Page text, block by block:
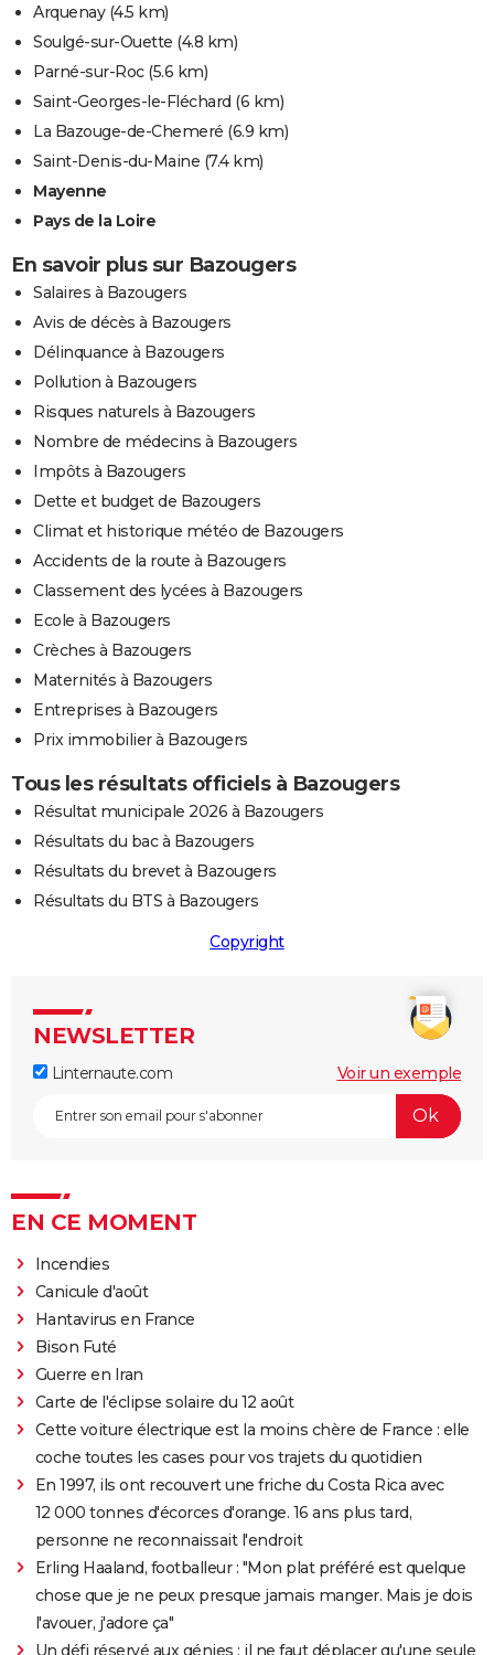
Arquenay(4.5 km)
Soulgé-sur-Ouette (4.8 km)
Parné-sur-Roc(5.6 km)
Saint-Georges-le-Fléchard (6 km)
La Bazouge-de-Chemeré (6.9 km)
Saint-Denis-du-Maine (7.4 km)
Mayenne
Pays de la Loire
En savoir plus sur Bazougers
Salaires à Bazougers
Avis de décès à Bazougers
Délinquance à Bazougers
Pollution à Bazougers
Risques naturels à Bazougers
Nombre de médecins à Bazougers
Impôts à Bazougers
Dette et budget de Bazougers
Climat et historique météo de Bazougers
Accidents de la route à Bazougers
Classement des lycées à Bazougers
Ecole à Bazougers
Crèches à Bazougers
Maternités à Bazougers
Entreprises à Bazougers
Prix immobilier à Bazougers
Tous les résultats officiels à Bazougers
Résultat municipale 2026 à Bazougers
Résultats du bac à Bazougers
Résultats du brevet à Bazougers
Résultats du BTS à Bazougers
Copyright
NEWSLETTER
Linternaute.com Voir un exemple
EN CE MOMENT
Incendies
Canicule d'août
Hantavirus en France
Bison Futé
Guerre en Iran
Carte de l'éclipse solaire du 12 août
Cette voiture électrique est la moins chère de France : elle
coche toutes les cases pour vos trajets du quotidien
En 1997, ils ont recouvert une friche du Costa Rica avec
12 000 tonnes d'écorces d'orange. 16 ans plus tard,
personne ne reconnaissait l'endroit
Erling Haaland, footballeur : "Mon plat préféré est quelque
chose que je ne peux presque jamais manger. Mais je dois
l'avouer, j'adore ça"
Un défi réservé aux génies : il ne faut déplacer qu'une seule